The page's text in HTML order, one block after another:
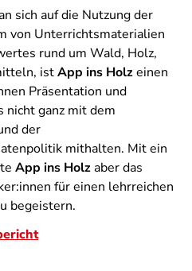
sich auf die Nutzung der
von Unterrichtsmaterialien
rund um Wald, Holz,
istApp ins Holzeinen
Präsentation und
nicht ganz mit dem
der
mithalten. Mit ein
App ins Holzaber das
für einen lehrreichen
begeistern.